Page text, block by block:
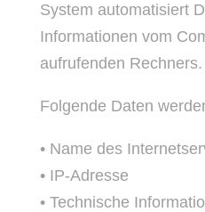
System automatisiert
Informationen vom
aufrufenden Rechners.
Folgende Daten
• Name des
• IP-Adresse
• Technische